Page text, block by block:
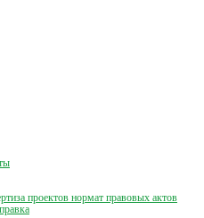
проектов нормат правовых актов